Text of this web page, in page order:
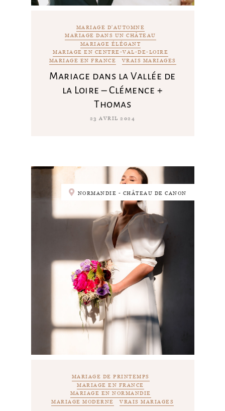
MARIAGE D'AUTOMNE
MARIAGE DANS UN CHÂTEAU
MARIAGE ÉLÉGANT
MARIAGE EN CENTRE-VAL-DE-LOIRE
MARIAGE EN FRANCE
VRAIS MARIAGES
Mariage dans la Vallée de
la Loire – Clémence +
Thomas
23 AVRIL 2024
NORMANDIE - CHÂTEAU DE CANON
MARIAGE DE PRINTEMPS
MARIAGE EN FRANCE
MARIAGE EN NORMANDIE
MARIAGE MODERNE
VRAIS MARIAGES